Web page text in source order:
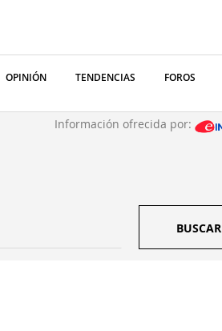
OPINIÓN TENDENCIAS FOROS
Información ofrecida por:
BUSCAR